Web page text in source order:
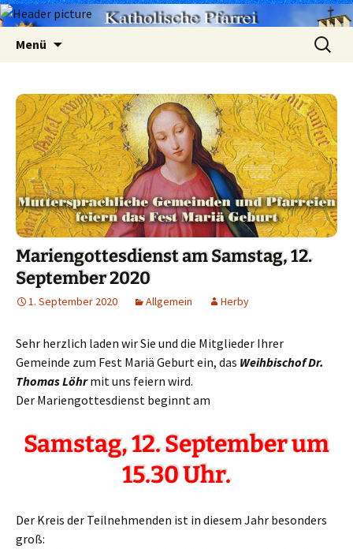
Menü
Suchen
nach:
Mariengottesdienst am Samstag, 12.
September 2020
1. September 2020 Allgemein Herby
Sehr herzlich laden wir Sie und die Mitglieder Ihrer
Gemeinde zum Fest Mariä Geburt ein, das Weihbischof Dr.
Thomas Löhr mit uns feiern wird.
Der Mariengottesdienst beginnt am
Samstag, 12. September um
15.30 Uhr.
Der Kreis der Teilnehmenden ist in diesem Jahr besonders
groß: